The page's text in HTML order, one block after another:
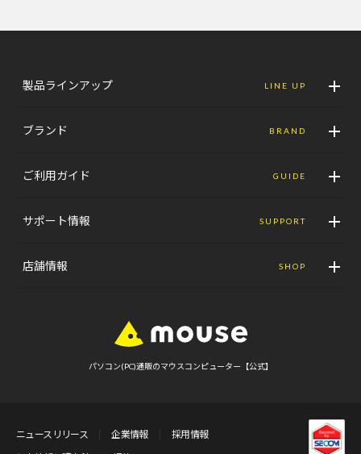
製品ラインアップ LINE UP
ブランド BRAND
ご利用ガイド GUIDE
サポート情報 SUPPORT
店舗情報 SHOP
パソコン(PC)通販のマウスコンピューター【公式】
ニュースリリース 企業情報
採用情報